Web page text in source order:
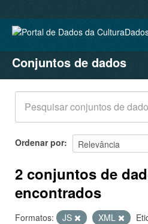
CONJUNTOS DE DADOS
ORGANIZAÇÕES
GRUPOS
SOBRE
Conjuntos de dados
Ordenar por
2 conjuntos de
encontrados
Formatos: JS XML